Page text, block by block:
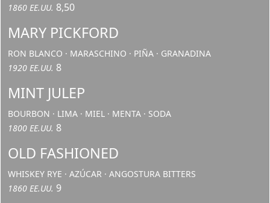
1860 EE.UU. 8,50
MARY PICKFORD
RON BLANCO · MARASCHINO · PIÑA · GRANADINA
1920 EE.UU. 8
MINT JULEP
BOURBON · LIMA · MIEL · MENTA · SODA
1800 EE.UU. 8
OLD FASHIONED
WHISKEY RYE · AZÚCAR · ANGOSTURA BITTERS
1860 EE.UU. 9